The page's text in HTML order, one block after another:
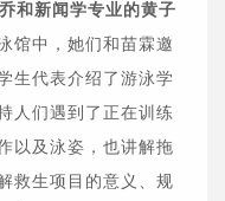
和新闻学专业的黄子
馆中，她们和苗霖邀
生代表介绍了游泳学
人们遇到了正在训练
以及泳姿，也讲解拖
救生项目的意义、规